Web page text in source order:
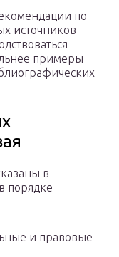
по
источников
примеры
в
порядке
и правовые